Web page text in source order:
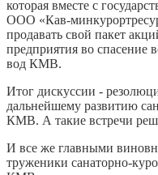
которая вместе с
ООО «Кав-
продавать свой пакет
предприятия во спасение
вод КМВ.
Итог дискуссии -
дальнейшему развитию
КМВ. А такие встречи
И все же главными
труженики санаторно-